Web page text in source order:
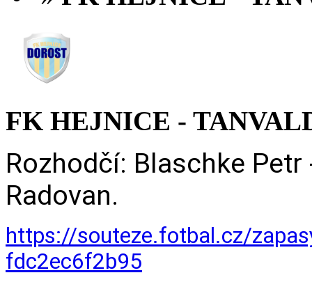
FK HEJNICE -
Rozhodčí: Blaschke Petr
Radovan.
https://souteze.fotbal.cz/
fdc2ec6f2b95